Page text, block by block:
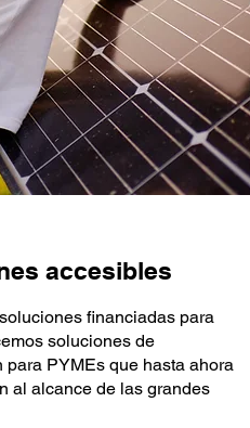
accesibles
financiadas para
soluciones de
para PYMEs que hasta ahora
al alcance de las grandes